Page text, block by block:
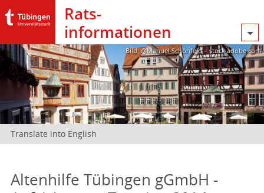
Rats­
informationen
Bild: @Manuel Schönfeld – stock.adobe.com
Translate into English
Altenhilfe Tübingen gGmbH -